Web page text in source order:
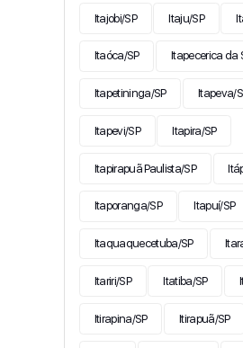
Itajobi/SP Itaju/SP
Itaóca/SP Itapecerica da
Itapetininga/SP Itapeva/
Itapevi/SP Itapira/SP
Itapirapuã Paulista/SP
Itaporanga/SP Itapuí/SP
Itaquaquecetuba/SP
Itariri/SP Itatiba/SP
Itirapina/SP Itirapuã/SP